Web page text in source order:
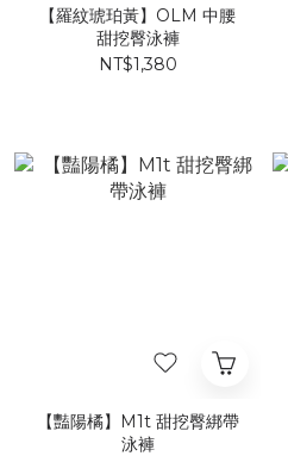
【羅紋琥珀黃】OLM 中腰
甜挖臀泳褲
NT$1,380
【豔陽橘】​M1t 甜挖臀綁帶
泳褲​​​